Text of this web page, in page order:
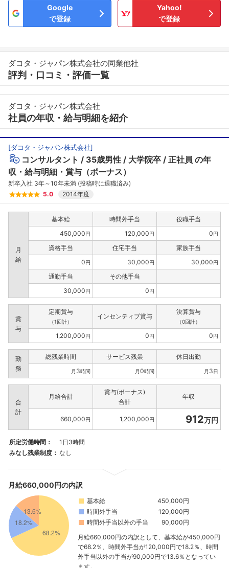
Google
で登録
Yahoo!
で登録
ダコタ・ジャパン株式会社の同業他社
評判・口コミ・評価一覧
ダコタ・ジャパン株式会社
社員の年収・給与明細を紹介
[ダコタ・ジャパン株式会社]
コンサルタント 35歳男性 大学院卒 正社員 の年
収・給与明細・賞与（ボーナス）
新卒入社 3年～10年未満 (投稿時に退職済み)
5.0
2014年度
月
給
基本給 時間外手当
役職手当
450,000円 120,000円 0円
資格手当 住宅手当
家族手当
0円 30,000円 30,000円
通勤手当
その他手当
30,000円 0円
賞
与
定期賞与
（1回計）
インセンティブ賞与
決算賞与
（0回計）
1,200,000円 0円 0円
勤
務
総残業時間 サービス残業 休日出勤
月 3時間 月0時間 月 3日
合
計
月給合計
賞与(ボーナス)
合計
年収
660,000円 1,200,000円 912万円
所定労働時間：
1日3時間
みなし残業制度： なし
月給660,000円の内訳
基本給
450,000円
時間外手当
120,000円
時間外手当以外の手当
90,000円
月給660,000円の内訳として、基本給が450,000円
で68.2％、時間外手当が120,000円で18.2％、時間
外手当以外の手当が90,000円で13.6％となってい
ます。